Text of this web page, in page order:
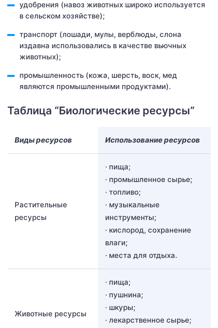
удобрения (навоз животных широко используется
в сельском хозяйстве);
транспорт (лошади, мулы, верблюды, слона
издавна использовались в качестве вьючных
животных);
промышленность (кожа, шерсть, воск, мед
являются промышленными продуктами).
Таблица “Биологические ресурсы”
Виды ресурсов Использование ресурсов
Растительные
ресурсы
· пища;
· промышленное сырье;
· топливо;
· музыкальные
инструменты;
· кислород, сохранение
влаги;
· места для отдыха.
Животные ресурсы
· пища;
· пушнина;
· шкуры;
· лекарственное сырье;